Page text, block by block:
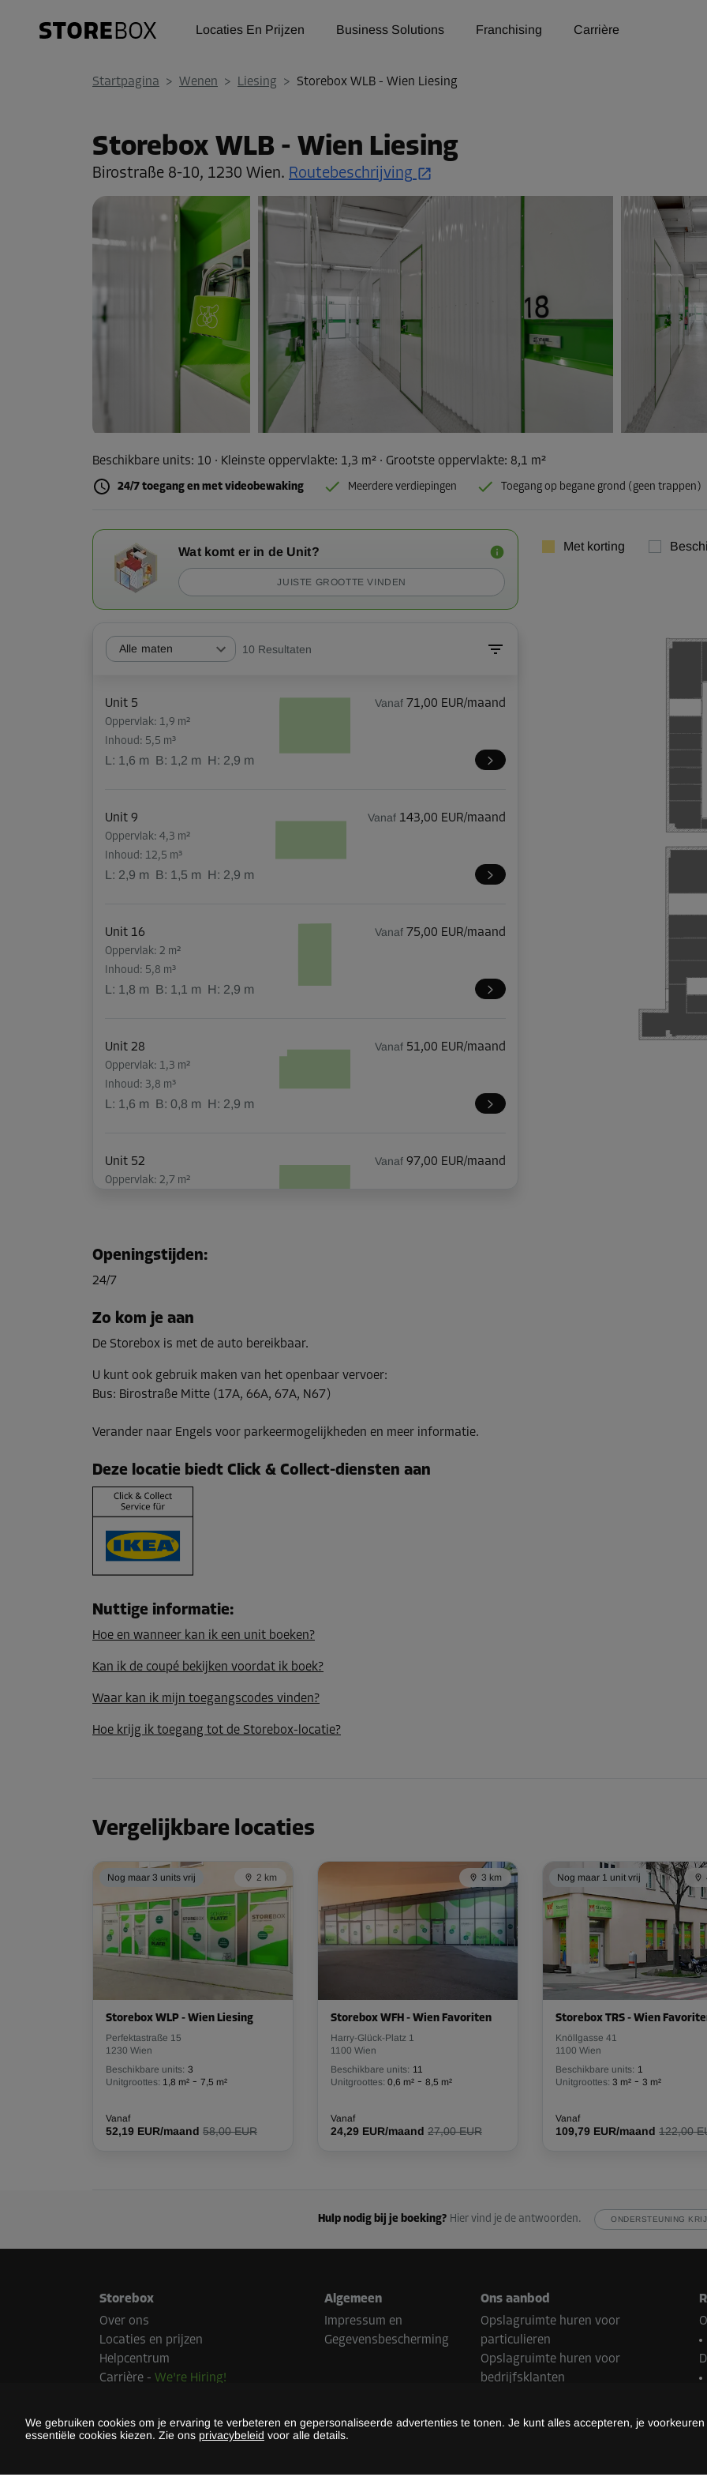
We gebruiken cookies om je ervaring te verbeteren en gepersonaliseerde advertenties te tonen. Je kunt alles accepteren, je
essentiële cookies kiezen. Zie ons privacybeleid voor alle details.
Locaties En Prijzen Business Solutions Franchising Carrière
Startpagina > Wenen > Liesing > Storebox WLB - Wien Liesing
Storebox WLB - Wien Liesing
Birostraße 8-10, 1230 Wien. Routebeschrijving
Beschikbare units: 10 · Kleinste oppervlakte: 1,3 m² · Grootste oppervlakte: 8,1 m²
24/7 toegang en met videobewaking Meerdere verdiepingen Toegang op begane grond (geen trappen)
Wat komt er in de Unit?
JUISTE GROOTTE VINDEN
Alle maten 10 Resultaten
Unit 5
Oppervlak: 1,9 m²
Inhoud: 5,5 m³
L: 1,6 m B: 1,2 m H: 2,9 m
Vanaf 71,00 EUR/maand
Unit 9
Oppervlak: 4,3 m²
Inhoud: 12,5 m³
L: 2,9 m B: 1,5 m H: 2,9 m
Vanaf 143,00 EUR/maand
Unit 16
Oppervlak: 2 m²
Inhoud: 5,8 m³
L: 1,8 m B: 1,1 m H: 2,9 m
Vanaf 75,00 EUR/maand
Unit 28
Oppervlak: 1,3 m²
Inhoud: 3,8 m³
L: 1,6 m B: 0,8 m H: 2,9 m
Vanaf 51,00 EUR/maand
Unit 52
Oppervlak: 2,7 m²
Vanaf 97,00 EUR/maand
Unit 56
Inhoud: 3,8 m³
Unit 61
Inhoud: 23,5 m³
Unit 68
Inhoud: 13,3 m³
L:3,2m B:1,4
Unit 69
Oppervlak: 4,1 m²
Inhoud: 11,9 m³
L:3,2m B:1,3m H:2,9m
Unit 73
Met korting
Openingstijden:
24/7
Zo kom je aan
De Storebox is met de auto bereikbaar.
U kunt ook gebruik maken van het openbaar vervoer:
Bus: Birostraße Mitte (17A, 66A, 67A, N67)
Verander naar Engels voor parkeermogelijkheden en meer informatie.
Deze locatie biedt Click & Collect-diensten aan
Nuttige informatie:
Hoe en wanneer kan ik een unit boeken?
Kan ik de coupé bekijken voordat ik boek?
Waar kan ik mijn toegangscodes vinden?
Hoe krijg ik toegang tot de Storebox-locatie?
Vergelijkbare locaties
Nog maar 3 units vrij 2 km
Storebox WLP - Wien Liesing
Perfektastraße 15
1230 Wien
Beschikbare units: 3
Unitgroottes: 1,8 m² - 7,5 m²
Vanaf
52,19 EUR/maand 58,00 EUR
3 km
Storebox WFH - Wien Favoriten
Harry-Glück-Platz 1
1100 Wien
Beschikbare units: 11
Unitgroottes: 0,6 m² - 8,5 m²
Vanaf
24,29 EUR/maand 27,00 EUR
Nog maar 1 unit vrij
Storebox TRS - Wien
Knöllgasse 41
1100 Wien
Beschikbare units: 1
Unitgroottes: 3 m² - 3 m²
Vanaf
109,79 EUR/maand 122,00
Hulp nodig bij je boeking? Hier vind je de antwoorden. ONDERSTEUNING
Storebox
Over ons
Locaties en prijzen
Helpcentrum
Carrière - We're Hiring!
Duurzaamheid
Algemeen
Impressum en
Gegevensbescherming
Ons aanbod
Opslagruimte huren voor
particulieren
Opslagruimte huren voor
bedrijfsklanten
Onroerend goed Contact